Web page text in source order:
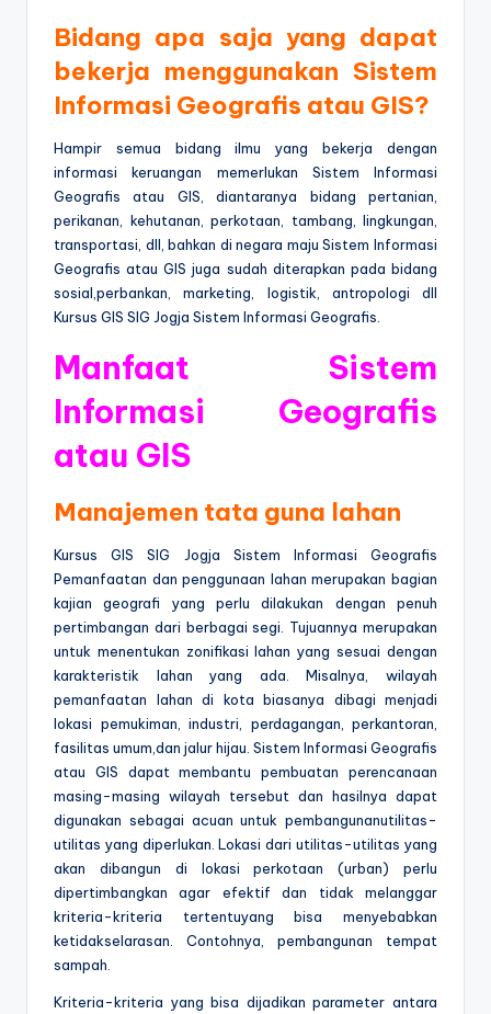
Bidang apa saja yang dapat
bekerja menggunakan Sistem
Informasi Geografis atau GIS?
Hampir semua bidang ilmu yang bekerja dengan
informasi keruangan memerlukan Sistem Informasi
Geografis atau GIS, diantaranya bidang pertanian,
perikanan, kehutanan, perkotaan, tambang, lingkungan,
transportasi, dll, bahkan di negara maju Sistem Informasi
Geografis atau GIS juga sudah diterapkan pada bidang
sosial,perbankan, marketing, logistik, antropologi dll
Kursus GIS SIG Jogja Sistem Informasi Geografis.
Manfaat Sistem
Informasi Geografis
atau GIS
Manajemen tata guna lahan
Kursus GIS SIG Jogja Sistem Informasi Geografis
Pemanfaatan dan penggunaan lahan merupakan bagian
kajian geografi yang perlu dilakukan dengan penuh
pertimbangan dari berbagai segi. Tujuannya merupakan
untuk menentukan zonifikasi lahan yang sesuai dengan
karakteristik lahan yang ada. Misalnya, wilayah
pemanfaatan lahan di kota biasanya dibagi menjadi
lokasi pemukiman, industri, perdagangan, perkantoran,
fasilitas umum,dan jalur hijau. Sistem Informasi Geografis
atau GIS dapat membantu pembuatan perencanaan
masing-masing wilayah tersebut dan hasilnya dapat
digunakan sebagai acuan untuk pembangunanutilitas-
utilitas yang diperlukan. Lokasi dari utilitas-utilitas yang
akan dibangun di lokasi perkotaan (urban) perlu
dipertimbangkan agar efektif dan tidak melanggar
kriteria-kriteria tertentuyang bisa menyebabkan
ketidakselarasan. Contohnya, pembangunan tempat
sampah.
Kriteria-kriteria yang bisa dijadikan parameter antara